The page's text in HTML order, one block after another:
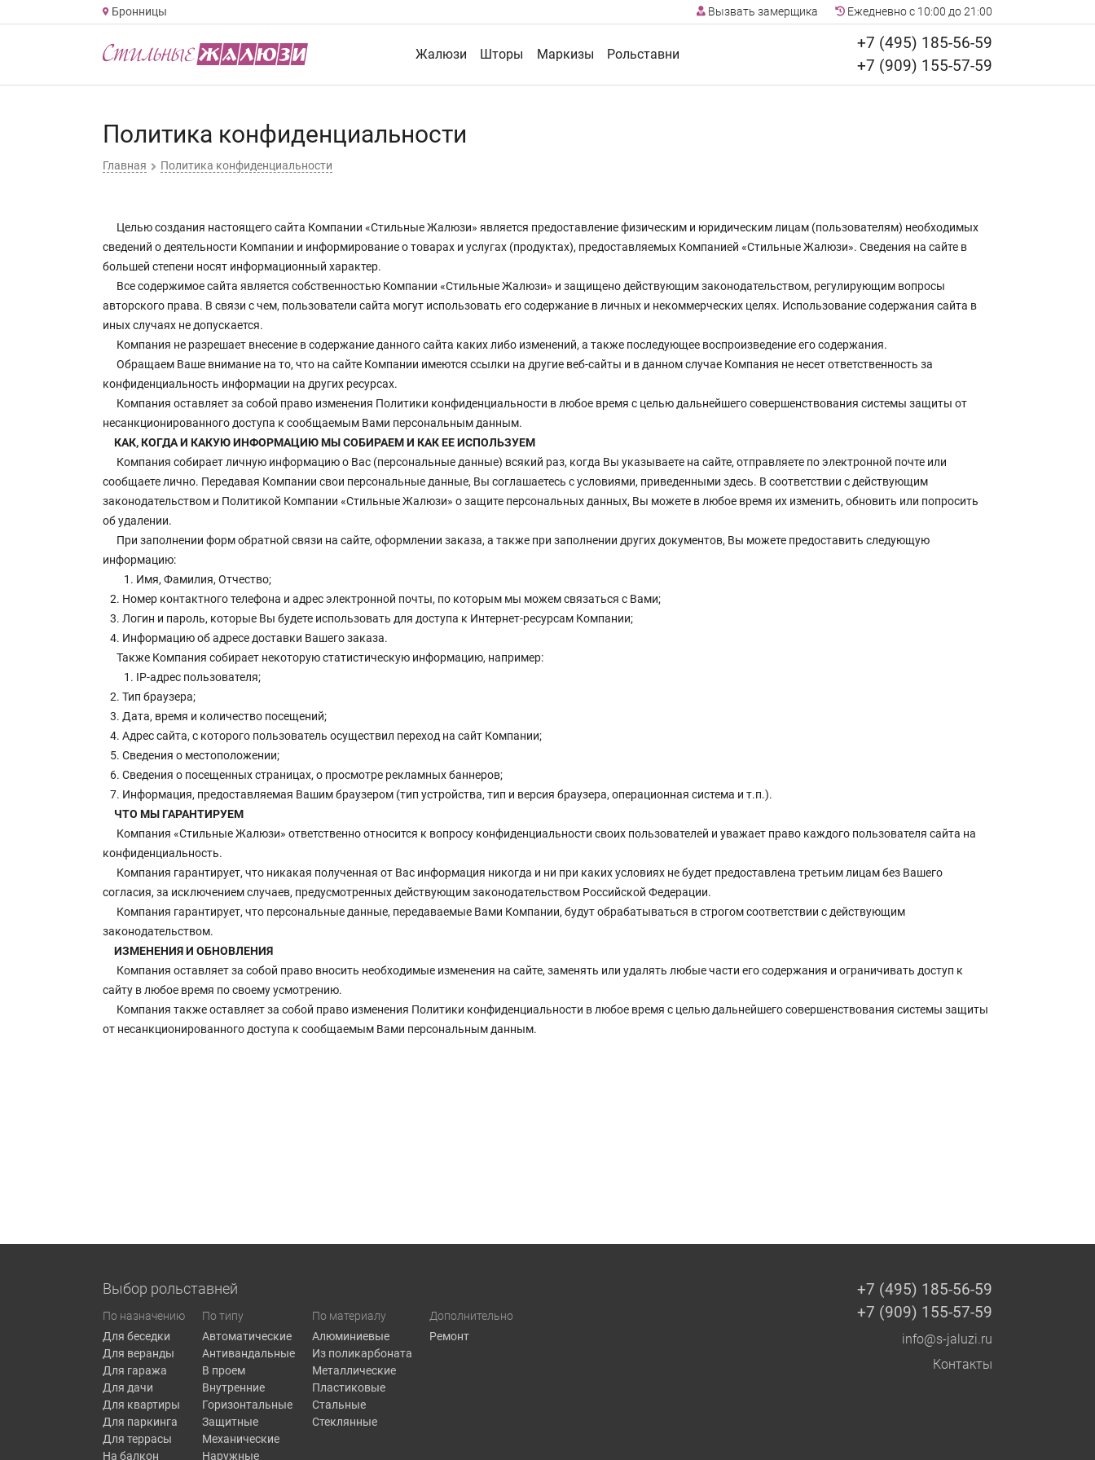
Бронницы Вызвать замерщика Ежедневно с 10:00 до 21:00
Жалюзи Шторы Маркизы Рольставни
+7 (495) 185-56-59
+7 (909) 155-57-59
Политика конфиденциальности
Главная Политика конфиденциальности
Целью создания настоящего сайта Компании «Стильные Жалюзи» является предоставление физическим и юридическим лицам (пользователям) необходимых
сведений о деятельности Компании и информирование о товарах и услугах (продуктах), предоставляемых Компанией «Стильные Жалюзи». Сведения на сайте в
большей степени носят информационный характер.
Все содержимое сайта является собственностью Компании «Стильные Жалюзи» и защищено действующим законодательством, регулирующим вопросы
авторского права. В связи с чем, пользователи сайта могут использовать его содержание в личных и некоммерческих целях. Использование содержания сайта в
иных случаях не допускается.
Компания не разрешает внесение в содержание данного сайта каких либо изменений, а также последующее воспроизведение его содержания.
Обращаем Ваше внимание на то, что на сайте Компании имеются ссылки на другие веб-сайты и в данном случае Компания не несет ответственность за
конфиденциальность информации на других ресурсах.
Компания оставляет за собой право изменения Политики конфиденциальности в любое время с целью дальнейшего совершенствования системы защиты от
несанкционированного доступа к сообщаемым Вами персональным данным.
КАК, КОГДА И КАКУЮ ИНФОРМАЦИЮ МЫ СОБИРАЕМ И КАК ЕЕ ИСПОЛЬЗУЕМ
Компания собирает личную информацию о Вас (персональные данные) всякий раз, когда Вы указываете на сайте, отправляете по электронной почте или
сообщаете лично. Передавая Компании свои персональные данные, Вы соглашаетесь с условиями, приведенными здесь. В соответствии с действующим
законодательством и Политикой Компании «Стильные Жалюзи» о защите персональных данных, Вы можете в любое время их изменить, обновить или попросить
об удалении.
При заполнении форм обратной связи на сайте, оформлении заказа, а также при заполнении других документов, Вы можете предоставить следующую
информацию:
1. Имя, Фамилия, Отчество;
2. Номер контактного телефона и адрес электронной почты, по которым мы можем связаться с Вами;
3. Логин и пароль, которые Вы будете использовать для доступа к Интернет-ресурсам Компании;
4. Информацию об адресе доставки Вашего заказа.
Также Компания собирает некоторую статистическую информацию, например:
1. IP-адрес пользователя;
2. Тип браузера;
3. Дата, время и количество посещений;
4. Адрес сайта, с которого пользователь осуществил переход на сайт Компании;
5. Сведения о местоположении;
6. Сведения о посещенных страницах, о просмотре рекламных баннеров;
7. Информация, предоставляемая Вашим браузером (тип устройства, тип и версия браузера, операционная система и т.п.).
ЧТО МЫ ГАРАНТИРУЕМ
Компания «Стильные Жалюзи» ответственно относится к вопросу конфиденциальности своих пользователей и уважает право каждого пользователя сайта на
конфиденциальность.
Компания гарантирует, что никакая полученная от Вас информация никогда и ни при каких условиях не будет предоставлена третьим лицам без Вашего
согласия, за исключением случаев, предусмотренных действующим законодательством Российской Федерации.
Компания гарантирует, что персональные данные, передаваемые Вами Компании, будут обрабатываться в строгом соответствии с действующим
законодательством.
ИЗМЕНЕНИЯ И ОБНОВЛЕНИЯ
Компания оставляет за собой право вносить необходимые изменения на сайте, заменять или удалять любые части его содержания и ограничивать доступ к
сайту в любое время по своему усмотрению.
Компания также оставляет за собой право изменения Политики конфиденциальности в любое время с целью дальнейшего совершенствования системы защиты
от несанкционированного доступа к сообщаемым Вами персональным данным.
Выбор рольставней
По назначению
Для беседки
Для веранды
Для гаража
Для дачи
Для квартиры
Для паркинга
Для террасы
На балкон
По типу
Автоматические
Антивандальные
В проем
Внутренние
Горизонтальные
Защитные
Механические
Наружные
По материалу
Алюминиевые
Из поликарбоната
Металлические
Пластиковые
Стальные
Стеклянные
Дополнительно
Ремонт
+7 (495) 185-56-59
+7 (909) 155-57-59
info@s-jaluzi.ru
Контакты